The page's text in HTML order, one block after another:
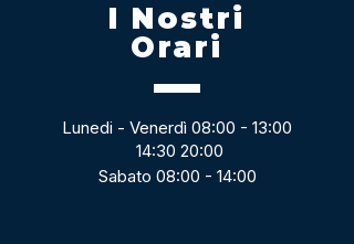
I Nostri
Orari
Lunedi - Venerdì 08:00 - 13:00
14:30 20:00
Sabato 08:00 - 14:00